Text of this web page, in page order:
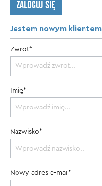
ZALOGUJ SIĘ
Jestem nowym klientem
Zwrot*
Imię*
Nazwisko*
Nowy adres e-mail*